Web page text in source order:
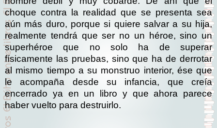
choque contra la realidad que se presenta sea
aún más duro, porque si quiere salvar a su hija,
realmente tendrá que ser no un héroe, sino un
superhéroe que no solo ha de superar
físicamente las pruebas, sino que ha de derrotar
al mismo tiempo a su monstruo interior, ése que
le acompaña desde su infancia, que creía
encerrado ya en un libro y que ahora parece
haber vuelto para destruirlo.